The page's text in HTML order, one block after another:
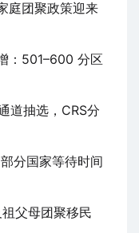
庭团聚政策迎来
：501–600 分区
道抽选，CRS分
分国家等待时间
父母团聚移民